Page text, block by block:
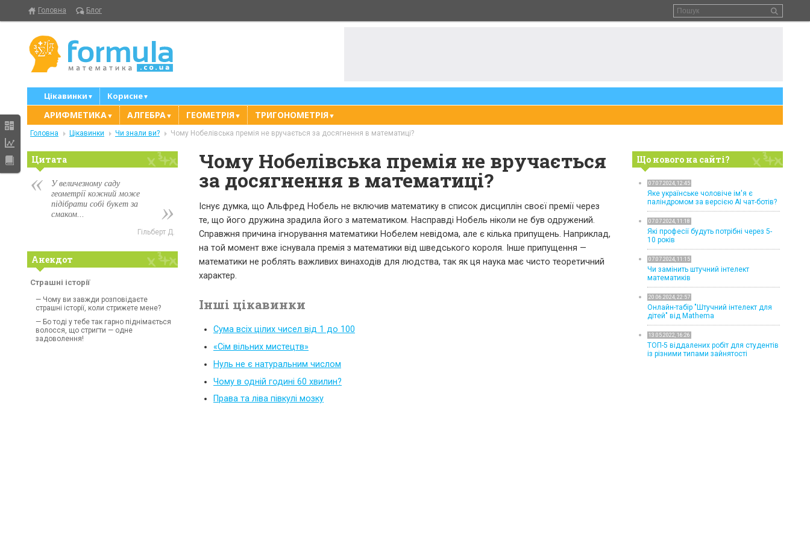
Головна Блог
Цікавинки ▼ Корисне▼
АРИФМЕТИКА▼ АЛГЕБРА▼ ГЕОМЕТРІЯ▼ ТРИГОНОМЕТРІЯ▼
Головна Цікавинки Чи знали ви? Чому Нобелівська премія не вручається за досягнення в математиці?
Цитата
У величезному саду
геометрії кожний може
підібрати собі букет за
смаком...
Гільберт Д.
Анекдот
Страшні історії
— Чому ви завжди розповідаєте
страшні історії, коли стрижете мене?
— Бо тоді у тебе так гарно піднімається
волосся, що стригти — одне
задоволення!
Що нового на сайті?
07.07.2024, 12:45
Яке українське чоловіче ім'я є
паліндромом за версією AI чат-ботів?
07.07.2024, 11:18
Які професії будуть потрібні через 5-
10 років
07.07.2024, 11:15
Чи замінить штучний інтелект
математиків
20.06.2024, 22:57
Онлайн-табір "Штучний інтелект для
дітей" від Mathema
13.05.2022, 16:26
ТОП-5 віддалених робіт для студентів
із різними типами зайнятості
Чому Нобелівська премія не вручається
за досягнення в математиці?
Існує думка, що Альфред Нобель не включив математику в список дисциплін своєї премії через
те, що його дружина зрадила його з математиком. Насправді Нобель ніколи не був одружений.
Справжня причина ігнорування математики Нобелем невідома, але є кілька припущень. Наприклад,
на той момент вже існувала премія з математики від шведського короля. Інше припущення —
математики не роблять важливих винаходів для людства, так як ця наука має чисто теоретичний
характер.
Інші цікавинки
Сума всіх цілих чисел від 1 до 100
«Сім вільних мистецтв»
Нуль не є натуральним числом
Чому в одній годині 60 хвилин?
Права та ліва півкулі мозку